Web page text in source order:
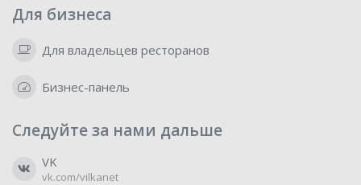
Для бизнеса
Для владельцев ресторанов
Бизнес-панель
Следуйте за нами дальше
VK
vk.com/vilkanet